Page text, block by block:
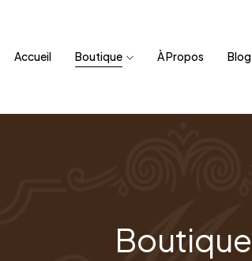
Accueil Boutique À Propos Blog
Boutique